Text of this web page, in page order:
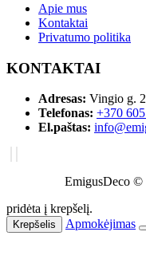
Apie mus
Kontaktai
Privatumo politika
KONTAKTAI
Adresas: Vingio g.
Telefonas: +370
El.paštas:
EmigusDeco ©
pridėta į krepšelį.
Krepšelis Apmokėjimas